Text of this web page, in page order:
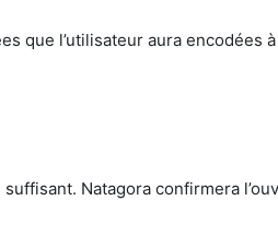
que l’utilisateur aura encodées
Natagora confirmera